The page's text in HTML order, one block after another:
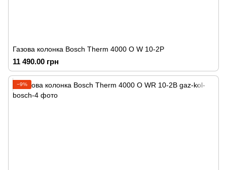
Газова колонка Bosch Therm 4000 O W 10-2P
11 490.00 грн
−9%